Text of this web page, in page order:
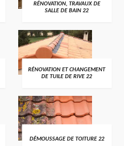
RÉNOVATION, TRAVAUX DE
SALLE DE BAIN 22
RÉNOVATION ET CHANGEMENT
DE TUILE DE RIVE 22
DÉMOUSSAGE DE TOITURE 22